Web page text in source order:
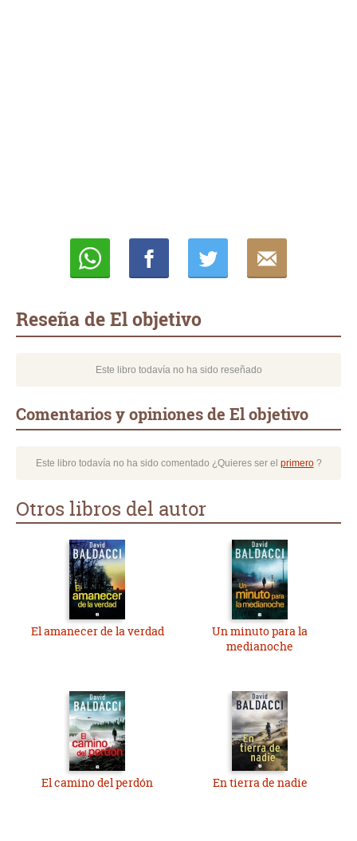
Reseña de El objetivo
Este libro todavía no ha sido reseñado
Comentarios y opiniones de El objetivo
Este libro todavía no ha sido comentado ¿Quieres ser el primero?
Otros libros del autor
El amanecer de la verdad
Un minuto para la
medianoche
El camino del perdón En tierra de nadie